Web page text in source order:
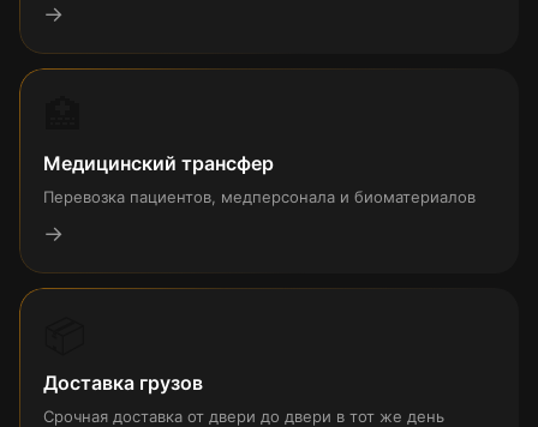
→
Медицинский трансфер
Перевозка пациентов, медперсонала и биоматериалов
→
Доставка грузов
Срочная доставка от двери до двери в тот же день